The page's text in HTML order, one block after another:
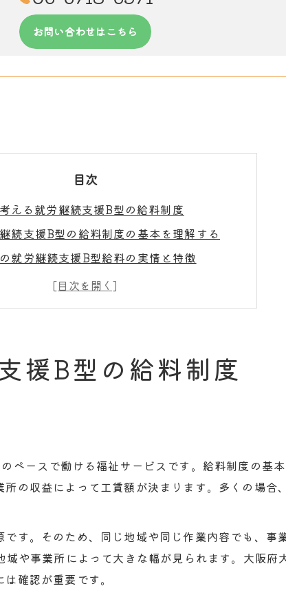
お問い合わせはこちら
目次
える就労継続支援B型の給料制度
続支援B型の給料制度の基本を理解する
就労継続支援B型給料の実情と特徴
制度が利用者に与える影響を知る
続支援B型の工賃と生活設計の関係
阪市平野区喜連西で工賃格差が生じる理由
続支援B型の工賃格差の背景に迫る
の声から見る工賃格差の実態
度や工賃水準の見極め方を紹介
目線で事業所の比較方法を考える
援B型の給料制度
ペースで働ける福祉サービスです。給料制度の基
の収益によって工賃額が決まります。多くの場合
す。そのため、同じ地域や同じ作業内容でも、事
や事業所によって大きな幅が見られます。大阪府
確認が重要です。